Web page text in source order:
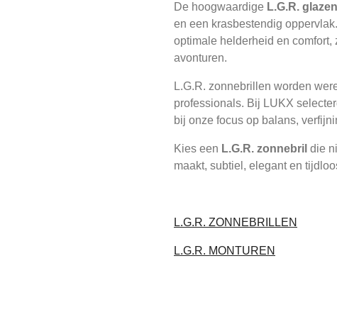
De hoogwaardige L.G.R. glazen
en een krasbestendig
optimale helderheid en
avonturen.
L.G.R. zonnebrillen worden
professionals. Bij LUKX
bij onze focus op balans,
Kies een L.G.R. zonnebril die
maakt, subtiel, elegant en
L.G.R. ZONNEBRILLEN
L.G.R. MONTUREN